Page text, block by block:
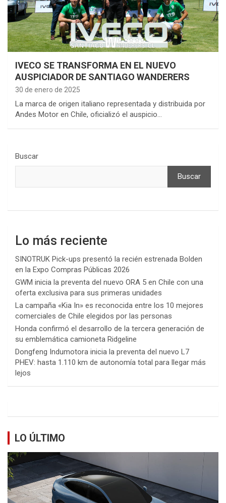
IVECO SE TRANSFORMA EN EL NUEVO
AUSPICIADOR DE SANTIAGO WANDERERS
30 de enero de 2025
La marca de origen italiano representada y distribuida por
Andes Motor en Chile, oficializó el auspicio…
Buscar
Buscar
Lo más reciente
SINOTRUK Pick-ups presentó la recién estrenada Bolden
en la Expo Compras Públicas 2026
GWM inicia la preventa del nuevo ORA 5 en Chile con una
oferta exclusiva para sus primeras unidades
La campaña «Kia In» es reconocida entre los 10 mejores
comerciales de Chile elegidos por las personas
Honda confirmó el desarrollo de la tercera generación de
su emblemática camioneta Ridgeline
Dongfeng Indumotora inicia la preventa del nuevo L7
PHEV: hasta 1.110 km de autonomía total para llegar más
lejos
LO ÚLTIMO